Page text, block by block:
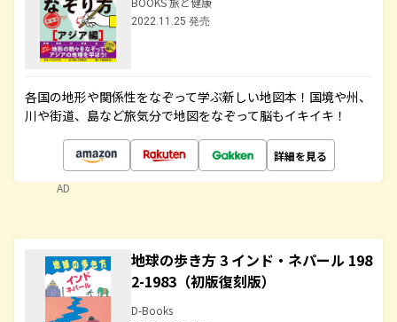
2022.11.25 発売
各国の地形や関係性をなぞって学ぶ新しい地図本！国境や州、
川や街道、島など旅気分で地図をなぞって脳もイキイキ！
詳細を見る
AD
地球の歩き方 3 インド・ネパール 198
2-1983（初版復刻版）
D-Books